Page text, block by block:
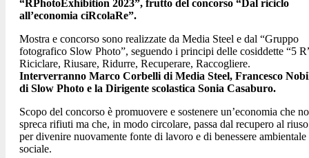
“RPhotoExhibition 2023”, frutto del concorso “Dal riciclo
all’economia ciRcolaRe”.
Mostra e concorso sono realizzate da Media Steel e dal “Gruppo
fotografico Slow Photo”, seguendo i principi delle cosiddette “5
Riciclare, Riusare, Ridurre, Recuperare, Raccogliere.
Interverranno Marco Corbelli di Media Steel, Francesco
di Slow Photo e la Dirigente scolastica Sonia Casaburo.
Scopo del concorso è promuovere e sostenere un’economia che
spreca rifiuti ma che, in modo circolare, passa dal recupero al riuso
per divenire nuovamente fonte di lavoro e di benessere ambientale
sociale.